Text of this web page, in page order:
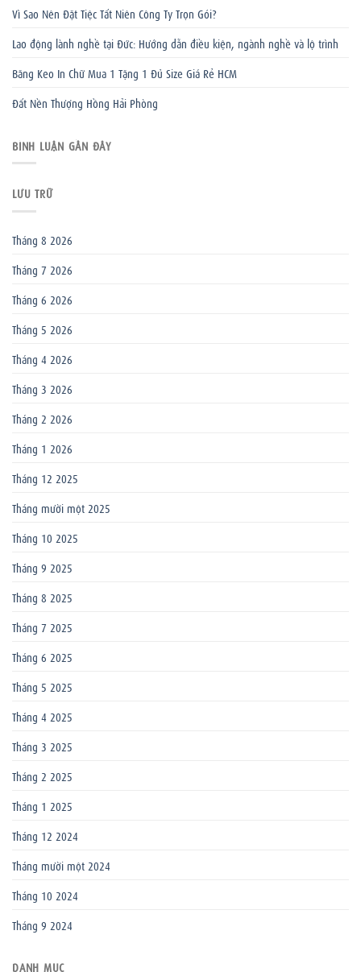
Vì Sao Nên Đặt Tiệc Tất Niên Công Ty Trọn Gói?
Lao động lành nghề tại Đức: Hướng dẫn điều kiện, ngành nghề và lộ trình
Băng Keo In Chữ Mua 1 Tặng 1 Đủ Size Giá Rẻ HCM
Đất Nền Thượng Hồng Hải Phòng
BÌNH LUẬN GẦN ĐÂY
LƯU TRỮ
Tháng 8 2026
Tháng 7 2026
Tháng 6 2026
Tháng 5 2026
Tháng 4 2026
Tháng 3 2026
Tháng 2 2026
Tháng 1 2026
Tháng 12 2025
Tháng mười một 2025
Tháng 10 2025
Tháng 9 2025
Tháng 8 2025
Tháng 7 2025
Tháng 6 2025
Tháng 5 2025
Tháng 4 2025
Tháng 3 2025
Tháng 2 2025
Tháng 1 2025
Tháng 12 2024
Tháng mười một 2024
Tháng 10 2024
Tháng 9 2024
DANH MỤC